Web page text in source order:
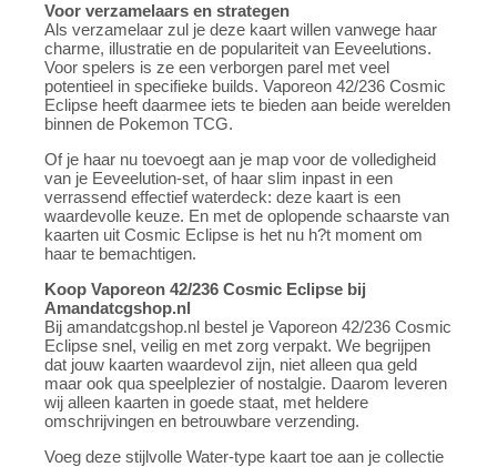
Voor verzamelaars en strategen
Als verzamelaar zul je deze kaart willen vanwege haar
charme, illustratie en de populariteit van Eeveelutions.
Voor spelers is ze een verborgen parel met veel
potentieel in specifieke builds. Vaporeon 42/236 Cosmic
Eclipse heeft daarmee iets te bieden aan beide werelden
binnen de Pokemon TCG.
Of je haar nu toevoegt aan je map voor de volledigheid
van je Eeveelution-set, of haar slim inpast in een
verrassend effectief waterdeck: deze kaart is een
waardevolle keuze. En met de oplopende schaarste van
kaarten uit Cosmic Eclipse is het nu h?t moment om
haar te bemachtigen.
Koop Vaporeon 42/236 Cosmic Eclipse bij
Amandatcgshop.nl
Bij amandatcgshop.nl bestel je Vaporeon 42/236 Cosmic
Eclipse snel, veilig en met zorg verpakt. We begrijpen
dat jouw kaarten waardevol zijn, niet alleen qua geld
maar ook qua speelplezier of nostalgie. Daarom leveren
wij alleen kaarten in goede staat, met heldere
omschrijvingen en betrouwbare verzending.
Voeg deze stijlvolle Water-type kaart toe aan je collectie